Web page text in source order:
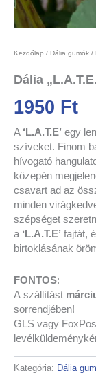
Kezdőlap / Dália gumók /
Dália
1950 Ft
A ‘L.A.T.E’ egy
szíveket. Finom
hívogató
közepén
csavart ad az
minden
szépséget
a ‘L.A.T.E’ fajtát,
birtoklásának
FONTOS:
A szállítást
sorrendjében!
GLS vagy
Kategória: Dália